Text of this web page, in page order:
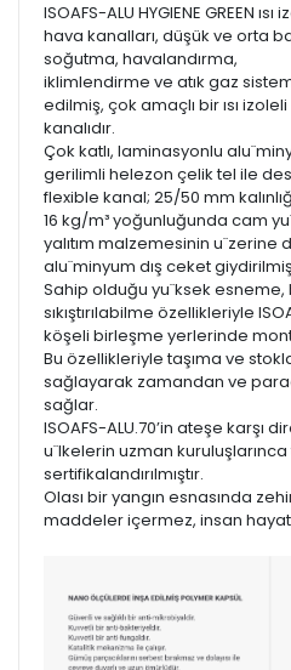
ISOAFS-ALU HYGIENE GREEN
hava kanalları, düşük ve orta
soğutma, havalandırma,
iklimlendirme ve atık gaz
edilmiş, çok amaçlı bir ısı izoleli
kanalıdır.
Çok katlı, laminasyonlu
gerilimli helezon çelik tel ile
flexible kanal; 25/50 mm
16 kg/m³ yoğunluğunda cam
yalıtım malzemesinin
alu¨minyum dış ceket
Sahip olduğu yu¨ksek esneme,
sıkıştırılabilme özellikleriyle
köşeli birleşme yerlerinde
Bu özellikleriyle taşıma ve
sağlayarak zamandan ve
sağlar.
ISOAFS-ALU.70’in ateşe karşı
u¨lkelerin uzman
sertifikalandırılmıştır.
Olası bir yangın esnasında
maddeler içermez, insan